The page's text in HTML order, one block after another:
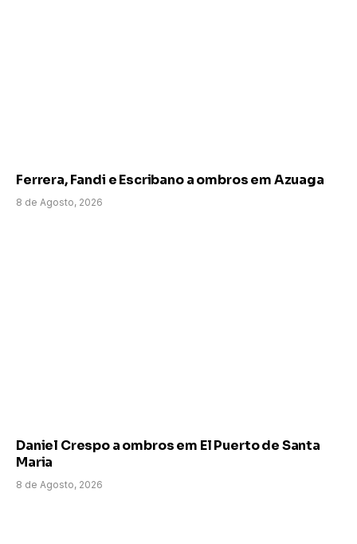
Ferrera, Fandi e Escribano a ombros em Azuaga
8 de Agosto, 2026
Daniel Crespo a ombros em El Puerto de Santa
Maria
8 de Agosto, 2026